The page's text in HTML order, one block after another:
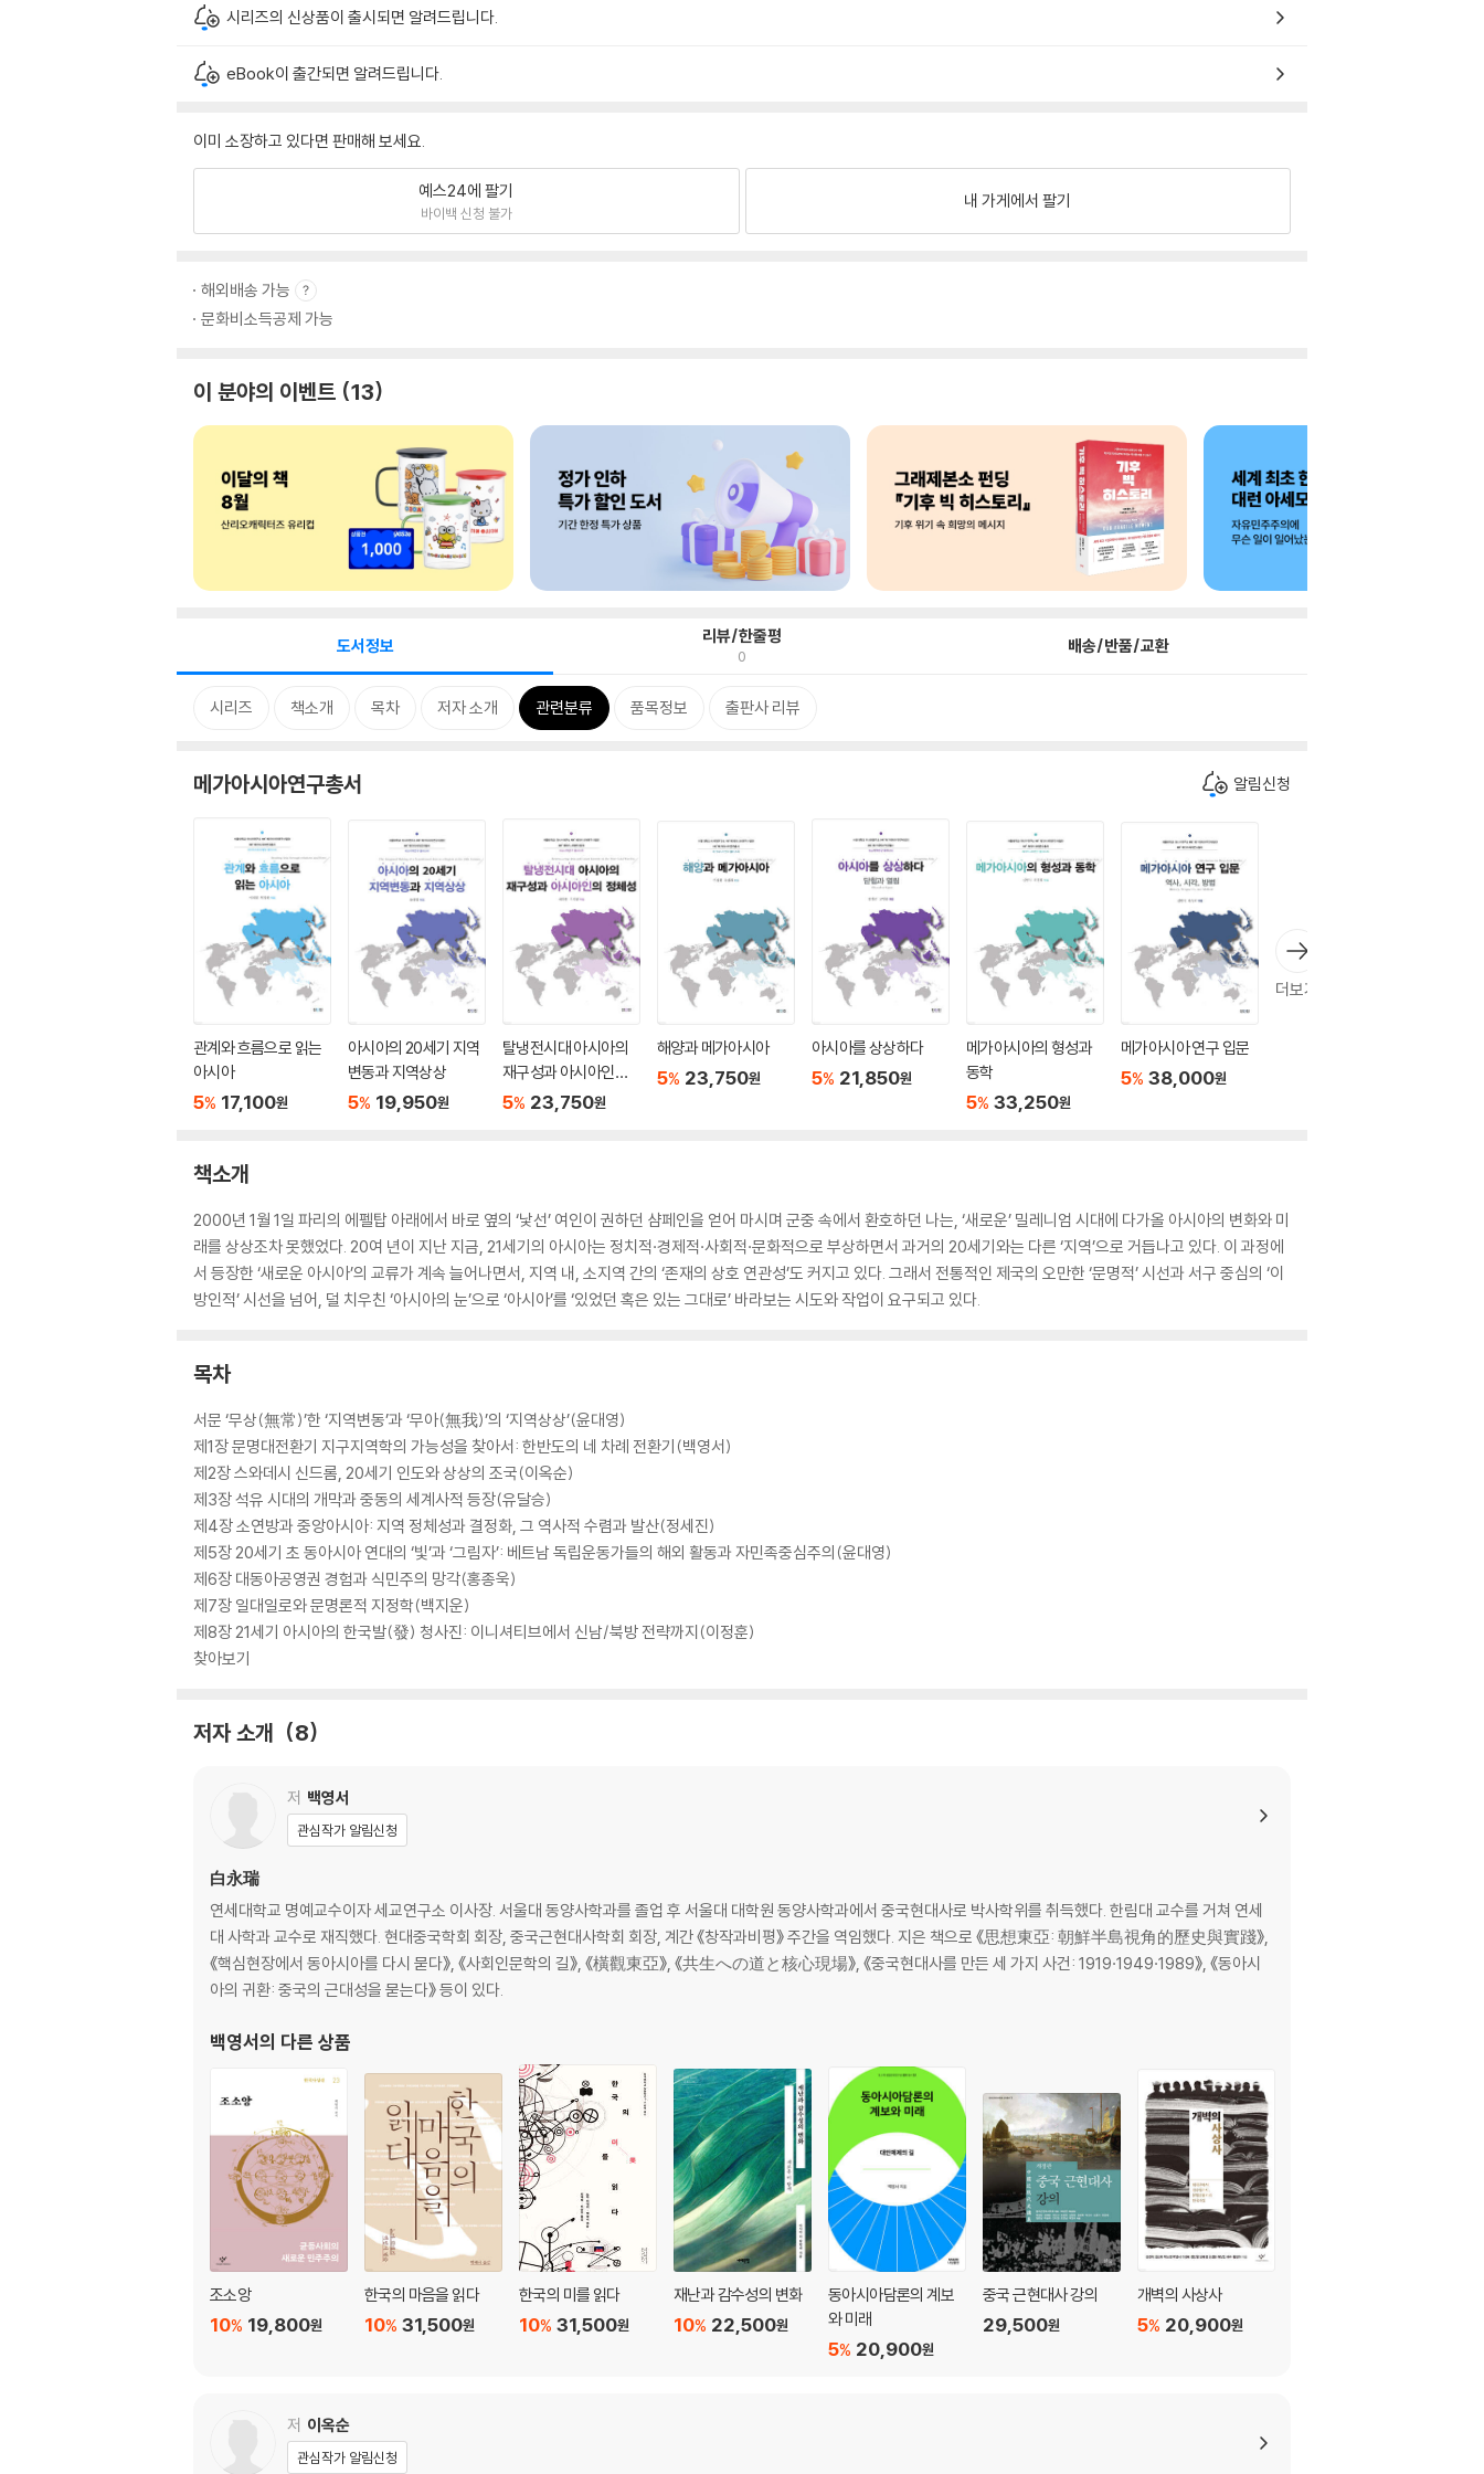
시리즈의 신상품이 출시되면 알려드립니다.
eBook이 출간되면 알려드립니다.
이미 소장하고 있다면 판매해 보세요.
예스24에 팔기
바이백 신청 불가
내 가게에서 팔기
해외배송 가능
문화비소득공제 가능
이 분야의 이벤트 13
도서정보 리뷰/한줄평
0 배송/반품/교환
시리즈 책소개 목차 저자 소개 관련분류 품목정보 출판사 리뷰
메가아시아연구총서 알림신청
관계와 흐름으로 읽는
아시아
5% 17,100원
아시아의 20세기 지역
변동과 지역상상
5% 19,950원
탈냉전시대 아시아의
재구성과 아시아인의
정체성
5% 23,750원
해양과 메가아시아
5% 23,750원
아시아를 상상하다
5% 21,850원
메가아시아의 형성과
동학
5% 33,250원
메가아시아 연구 입문
5% 38,000원
더보기
책소개
2000년 1월 1일 파리의 에펠탑 아래에서 바로 옆의 ‘낯선’ 여인이 권하던 샴페인을 얻어 마시며 군중 속에서 환호하던 나는, ‘새로운’ 밀레니엄 시대에 다가올 아시아의 변화와 미
래를 상상조차 못했었다. 20여 년이 지난 지금, 21세기의 아시아는 정치적·경제적·사회적·문화적으로 부상하면서 과거의 20세기와는 다른 ‘지역’으로 거듭나고 있다. 이 과정에
서 등장한 ‘새로운 아시아’의 교류가 계속 늘어나면서, 지역 내, 소지역 간의 ‘존재의 상호 연관성’도 커지고 있다. 그래서 전통적인 제국의 오만한 ‘문명적’ 시선과 서구 중심의 ‘이
방인적’ 시선을 넘어, 덜 치우친 ‘아시아의 눈’으로 ‘아시아’를 ‘있었던 혹은 있는 그대로’ 바라보는 시도와 작업이 요구되고 있다.
목차
서문 ‘무상(無常)’한 ‘지역변동’과 ‘무아(無我)’의 ‘지역상상’(윤대영)
제1장 문명대전환기 지구지역학의 가능성을 찾아서: 한반도의 네 차례 전환기(백영서)
제2장 스와데시 신드롬, 20세기 인도와 상상의 조국(이옥순)
제3장 석유 시대의 개막과 중동의 세계사적 등장(유달승)
제4장 소연방과 중앙아시아: 지역 정체성과 결정화, 그 역사적 수렴과 발산(정세진)
제5장 20세기 초 동아시아 연대의 ‘빛’과 ‘그림자’: 베트남 독립운동가들의 해외 활동과 자민족중심주의(윤대영)
제6장 대동아공영권 경험과 식민주의 망각(홍종욱)
제7장 일대일로와 문명론적 지정학(백지운)
제8장 21세기 아시아의 한국발(發) 청사진: 이니셔티브에서 신남/북방 전략까지(이정훈)
찾아보기
저자 소개 8
저 백영서
관심작가 알림신청
白永瑞
연세대학교 명예교수이자 세교연구소 이사장. 서울대 동양사학과를 졸업 후 서울대 대학원 동양사학과에서 중국현대사로 박사학위를 취득했다. 한림대 교수를 거쳐 연세
대 사학과 교수로 재직했다. 현대중국학회 회장, 중국근현대사학회 회장, 계간 《창작과비평》 주간을 역임했다. 지은 책으로 《思想東亞: 朝鮮半島視角的歷史與實踐》,
《핵심현장에서 동아시아를 다시 묻다》, 《사회인문학의 길》, 《橫觀東亞》, 《共生への道と核心現場》, 《중국현대사를 만든 세 가지 사건: 1919·1949·1989》, 《동아시
아의 귀환: 중국의 근대성을 묻는다》 등이 있다.
백영서의 다른 상품
조소앙
19,800원
10%
한국의 마음을 읽다
31,500원
10%
한국의 미를 읽다
31,500원
10%
재난과 감수성의 변화
22,500원
10%
동아시아담론의 계보
와 미래
20,900원
5%
중국 근현대사 강의
29,500원
개벽의 사상사
20,900원
5%
저 이옥순
관심작가 알림신청